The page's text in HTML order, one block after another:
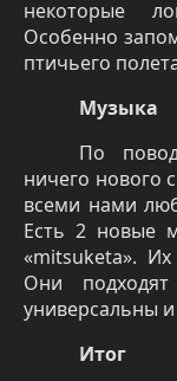
некоторые
Особенно
птичьего
Музыка
По
ничего нового
всеми нами
Есть 2 новые
«mitsuketa». Их
Они
универсальны
Итог